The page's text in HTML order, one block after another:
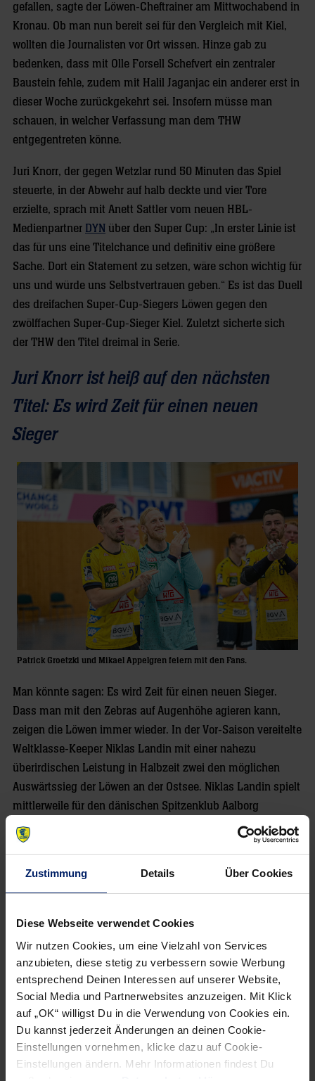
Zustimmung Details Über Cookies
Diese Webseite verwendet Cookies
Wir nutzen Cookies, um eine Vielzahl von Services
anzubieten, diese stetig zu verbessern sowie Werbung
entsprechend Deinen Interessen auf unserer Website,
Social Media und Partnerwebsites anzuzeigen. Mit Klick
auf „OK“ willigst Du in die Verwendung von Cookies ein.
Du kannst jederzeit Änderungen an deinen Cookie-
Einstellungen vornehmen, klicke dazu auf Cookie-
Einstellungen ändern. Mehr Informationen findest Du
gefallen, sagte der Löwen-Cheftrainer am Mittwochabend in
Kronau. Ob man nun bereit sei für den Vergleich mit Kiel,
wollten die Journalisten vor Ort wissen. Hinze gab zu
bedenken, dass mit Olle Forsell Schefvert ein zentraler
Baustein fehle, zudem mit Halil Jaganjac ein anderer erst in
dieser Woche zurückgekehrt sei. Insofern müsse man
schauen, in welcher Verfassung man dem THW
entgegentreten könne.
Juri Knorr, der gegen Wetzlar rund 50 Minuten das Spiel
steuerte, in der Abwehr auf halb deckte und vier Tore
erzielte, sprach mit Anett Sattler vom neuen HBL-
Medienpartner DYN über den Super Cup: „In erster Linie ist
das für uns eine Titelchance und definitiv eine größere
Sache. Dort ein Statement zu setzen, wäre schon wichtig für
uns und würde uns Selbstvertrauen geben.“ Es ist das Duell
des dreifachen Super-Cup-Siegers Löwen gegen den
zwölffachen Super-Cup-Sieger Kiel. Zuletzt sicherte sich
der THW den Titel dreimal in Serie.
Juri Knorr ist heiß auf den nächsten
Titel: Es wird Zeit für einen neuen
Sieger
Patrick Groetzki und Mikael Appelgren feiern mit den Fans.
Man könnte sagen: Es wird Zeit für einen neuen Sieger.
Dass man mit den Zebras auf Augenhöhe agieren kann,
zeigen die Löwen immer wieder. In der Vor-Saison vereitelte
Weltklasse-Keeper Niklas Landin mit einer nahezu
überirdischen Leistung in Halbzeit zwei den möglichen
Auswärtssieg der Löwen an der Ostsee. Niklas Landin spielt
mittlerweile für den dänischen Spitzenklub Aalborg
Håndbold – und die Löwen brennen darauf, dem THW
endlich mal wieder eine Niederlage beizubringen. Die
Die Kieler testen am Sonntag beim hauseigenen
hat sich einiges getan über den Sommer: Für das Quintett
Landin, Sander Sagosen, Miha Zarabec, Yannick Fraatz und
Philip Saggau stehen nun der isländische Wunderknabe
Elias Ellefsen á Skipagøtu, Frankreichs Nationalkeeper
Vincent Gerard, Nachwuchs-Torwart Magnus Bierfreund und
Spanien-Grande Eduardo Gurbindo in THW-Diensten. Dass
trotz des mittelgroßen Umbruchs und eines gewissen